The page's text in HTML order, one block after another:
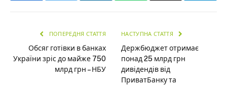
ПОПЕРЕДНЯ СТАТТЯ
Обсяг готівки в банках
України зріс до майже 750
млрд грн – НБУ
НАСТУПНА СТАТТЯ
Держбюджет отримає
понад 25 млрд грн
дивідендів від
ПриватБанку та